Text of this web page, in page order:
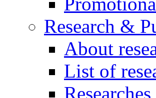
Research &
About
List of
Researches